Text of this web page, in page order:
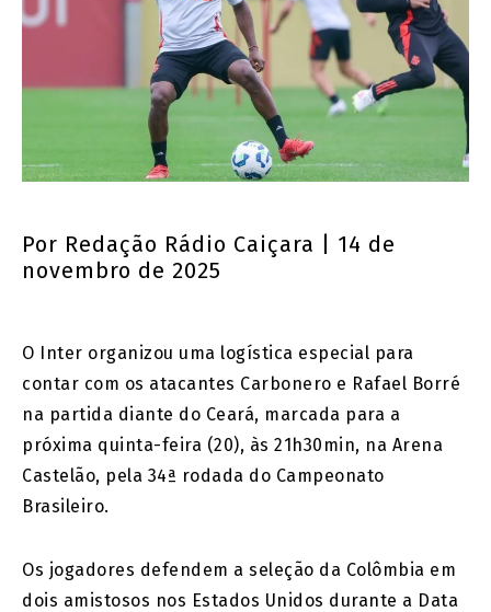
Por Redação Rádio Caiçara | 14 de
novembro de 2025
O Inter organizou uma logística especial para
contar com os atacantes Carbonero e Rafael Borré
na partida diante do Ceará, marcada para a
próxima quinta-feira (20), às 21h30min, na Arena
Castelão, pela 34ª rodada do Campeonato
Brasileiro.
Os jogadores defendem a seleção da Colômbia em
dois amistosos nos Estados Unidos durante a Data